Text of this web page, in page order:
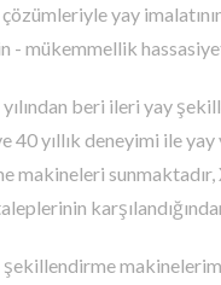
yay
- mükemmellik
beri ileri yay
40 yıllık deneyimi ile yay
makineleri sunmaktadır,
şekillendirme